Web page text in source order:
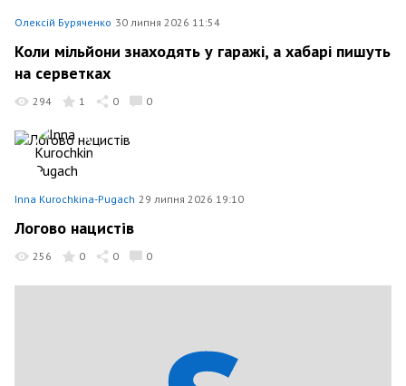
Олексій Буряченко 30 липня 2026 11:54
Коли мільйони знаходять у гаражі, а хабарі пишуть
на серветках
294 1 0 0
Inna Kurochkina-Pugach 29 липня 2026 19:10
Логово нацистiв
256 0 0 0